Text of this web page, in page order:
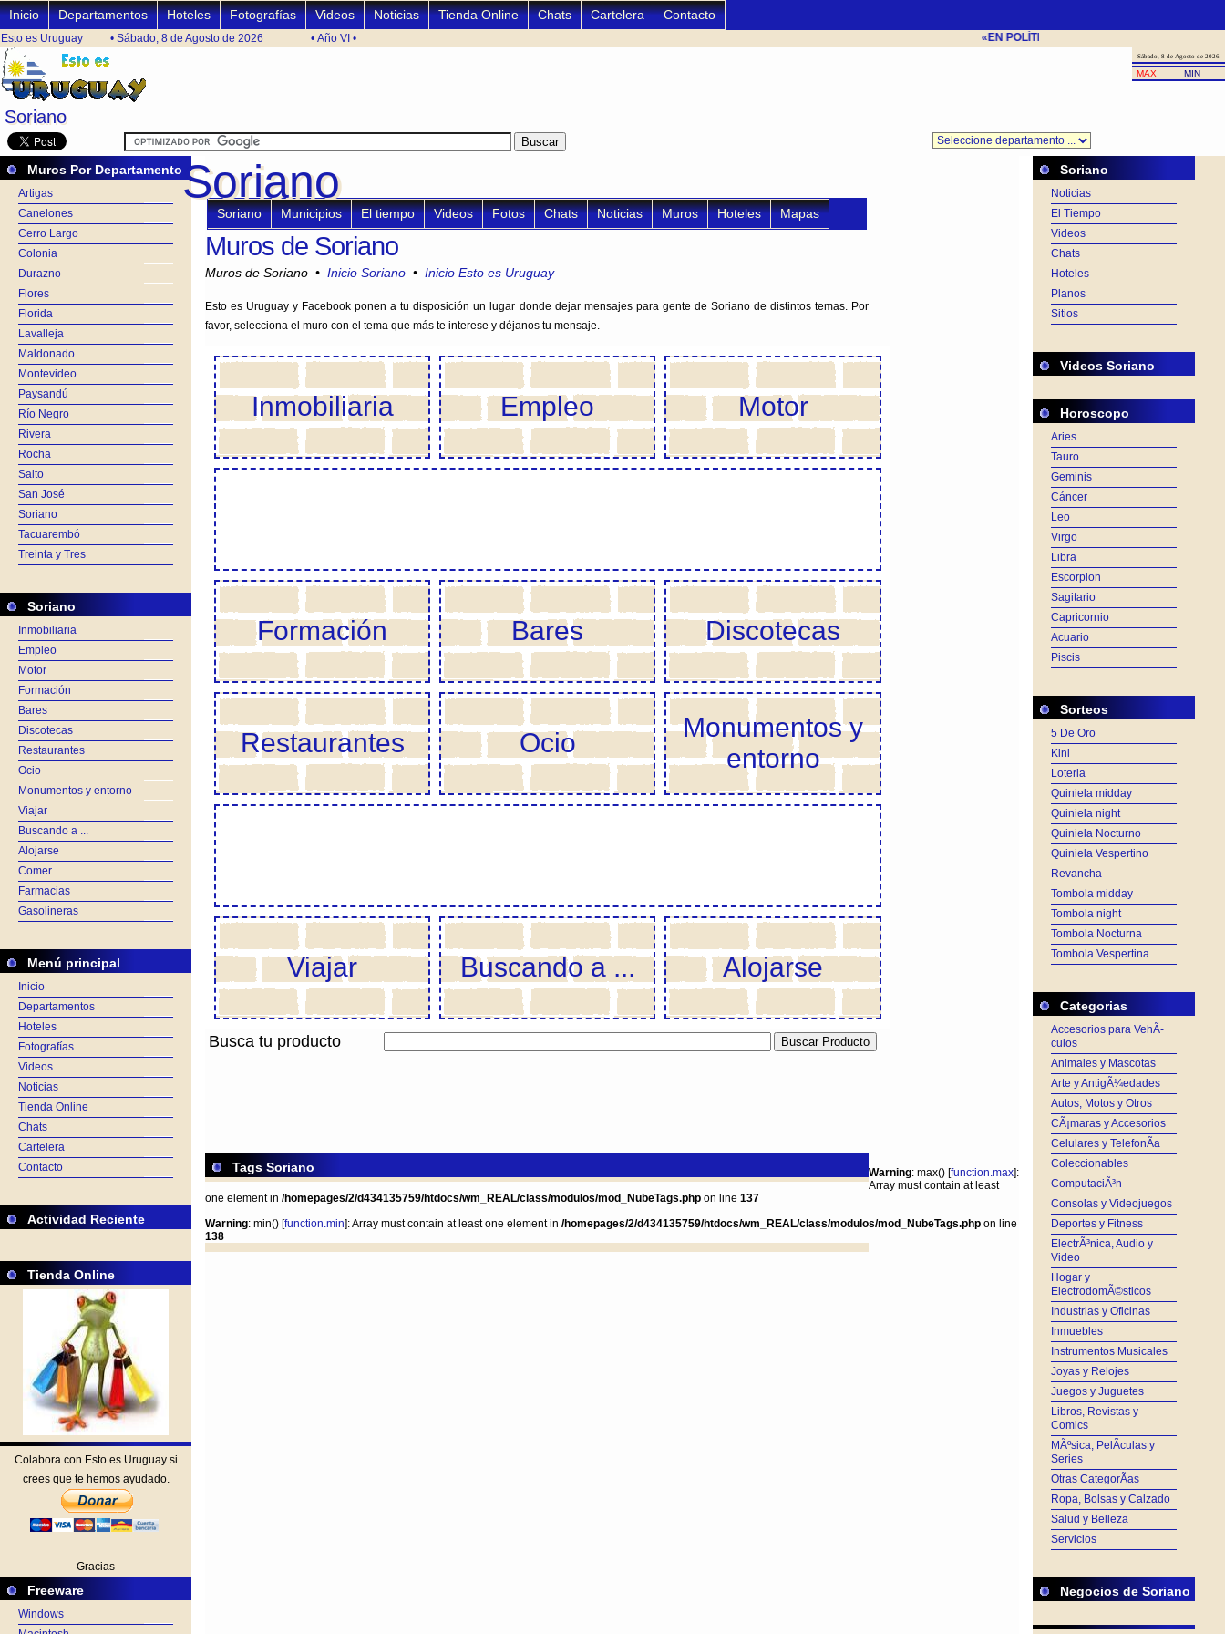
Soriano
Soriano
Inicio Departamentos Hoteles Fotografías Videos Noticias Tienda Online Chats Cartelera Contacto
Esto es Uruguay • Sábado, 8 de Agosto de 2026 • Año VI • «EN POLÍTICA EL VENCEDOR ES QUIEN
Sábado, 8 de Agosto de 2026
MAX MIN
Muros Por Departamento
Artigas
Canelones
Cerro Largo
Colonia
Durazno
Flores
Florida
Lavalleja
Maldonado
Montevideo
Paysandú
Río Negro
Rivera
Rocha
Salto
San José
Soriano
Tacuarembó
Treinta y Tres
Soriano
Inmobiliaria
Empleo
Motor
Formación
Bares
Discotecas
Restaurantes
Ocio
Monumentos y entorno
Viajar
Buscando a ...
Alojarse
Comer
Farmacias
Gasolineras
Menú principal
Inicio
Departamentos
Hoteles
Fotografías
Videos
Noticias
Tienda Online
Chats
Cartelera
Contacto
Actividad Reciente
Tienda Online
Colabora con Esto es Uruguay si
crees que te hemos ayudado.
Gracias
Freeware
Windows
Soriano
Soriano
Soriano Municipios El tiempo Videos Fotos Chats Noticias Muros Hoteles Mapas
Muros de Soriano
Muros de Soriano • Inicio Soriano • Inicio Esto es Uruguay
Esto es Uruguay y Facebook ponen a tu disposición un lugar donde dejar mensajes para gente de Soriano de distintos temas. Por
favor, selecciona el muro con el tema que más te interese y déjanos tu mensaje.
Inmobiliaria Empleo Motor
Formación Bares Discotecas
Restaurantes Ocio
Monumentos y
entorno
Viajar Buscando a ... Alojarse
Busca tu producto
Tags Soriano Warning: max() [function.max]:
Array must contain at least
one element in /homepages/2/d434135759/htdocs/wm_REAL/class/modulos/mod_NubeTags.php on line 137
Warning: min() [function.min]: Array must contain at least one element in /homepages/2/d434135759/htdocs/wm_REAL/class/modulos/mod_NubeTags.php on line
138
Soriano
Noticias
El Tiempo
Videos
Chats
Hoteles
Planos
Sitios
Videos Soriano
Horoscopo
Aries
Tauro
Geminis
Cáncer
Leo
Virgo
Libra
Escorpion
Sagitario
Capricornio
Acuario
Piscis
Sorteos
5 De Oro
Kini
Loteria
Quiniela midday
Quiniela night
Quiniela Nocturno
Quiniela Vespertino
Revancha
Tombola midday
Tombola night
Tombola Nocturna
Tombola Vespertina
Categorias
Accesorios para VehÃ­
culos
Animales y Mascotas
Arte y AntigÃ¼edades
Autos, Motos y Otros
CÃ¡maras y Accesorios
Celulares y TelefonÃ­a
Coleccionables
ComputaciÃ³n
Consolas y Videojuegos
Deportes y Fitness
ElectrÃ³nica, Audio y
Video
Hogar y
ElectrodomÃ©sticos
Industrias y Oficinas
Inmuebles
Instrumentos Musicales
Joyas y Relojes
Juegos y Juguetes
Libros, Revistas y
Comics
MÃºsica, PelÃ­culas y
Series
Otras CategorÃ­as
Ropa, Bolsas y Calzado
Salud y Belleza
Servicios
Negocios de Soriano